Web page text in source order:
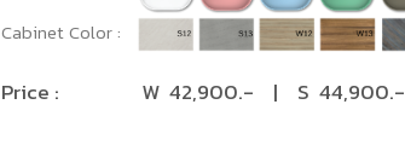
Cabinet Color :
Price : W 42,900.- | S 44,900.-